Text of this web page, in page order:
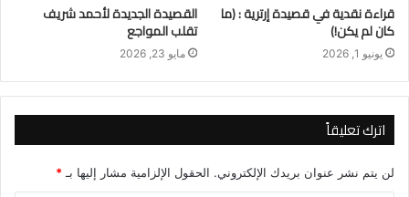
قراءة نقدية في قصيدة إرترية : (ما
كان لم يكن!)
يونيو 1, 2026
القصيدة الجديدة لأحمد شريف
تقلب المواجع
مايو 23, 2026
اترك تعليقاً
لن يتم نشر عنوان بريدك الإلكتروني. الحقول الإلزامية مشار إليها بـ *